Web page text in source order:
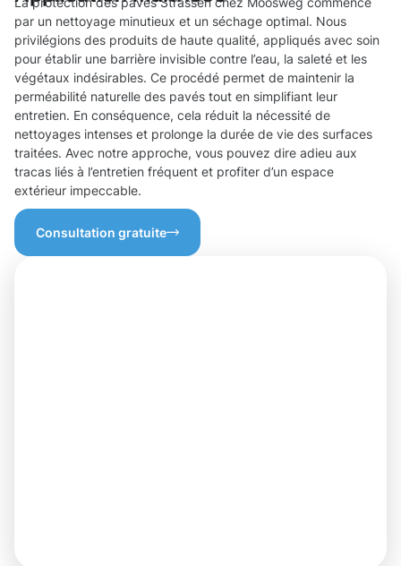
par un nettoyage minutieux et un séchage optimal. Nous
privilégions des produits de haute qualité, appliqués avec soin
pour établir une barrière invisible contre l’eau, la saleté et les
végétaux indésirables. Ce procédé permet de maintenir la
perméabilité naturelle des pavés tout en simplifiant leur
entretien. En conséquence, cela réduit la nécessité de
nettoyages intenses et prolonge la durée de vie des surfaces
traitées. Avec notre approche, vous pouvez dire adieu aux
tracas liés à l’entretien fréquent et profiter d’un espace
extérieur impeccable.
Consultation gratuite